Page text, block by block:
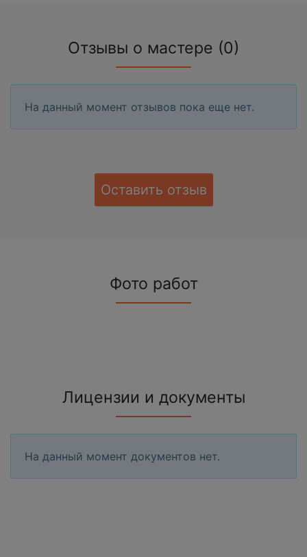
Отзывы о мастере (0)
На данный момент отзывов пока еще нет.
Оставить отзыв
Фото работ
Лицензии и документы
На данный момент документов нет.